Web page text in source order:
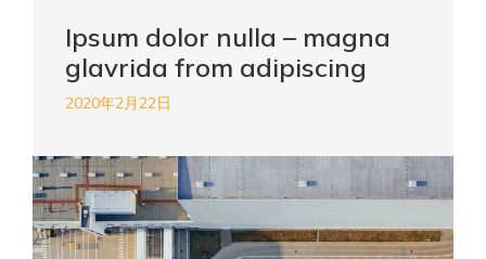
Ipsum dolor nulla – magna
glavrida from adipiscing
2020年2月22日